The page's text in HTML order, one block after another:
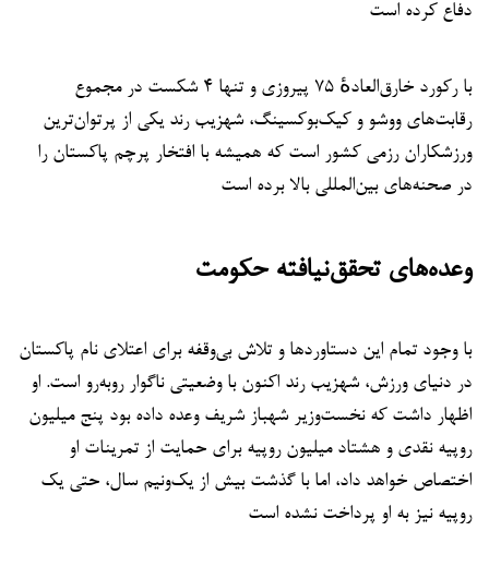
دفاع کرده است
با رکورد خارق‌العادهٔ ۷۵ پیروزی و تنها ۴ شکست در مجموع
رقابت‌های ووشو و کیک‌بوکسینگ، شهزیب رند یکی از پرتوان‌ترین
ورزشکاران رزمی کشور است که همیشه با افتخار پرچم پاکستان را
در صحنه‌های بین‌المللی بالا برده است
وعده‌های تحقق‌نیافته حکومت
با وجود تمام این دستاوردها و تلاش بی‌وقفه برای اعتلای نام پاکستان
در دنیای ورزش، شهزیب رند اکنون با وضعیتی ناگوار روبه‌رو است. او
اظهار داشت که نخست‌وزیر شهباز شریف وعده داده بود پنج میلیون
روپیه نقدی و هشتاد میلیون روپیه برای حمایت از تمرینات او
اختصاص خواهد داد، اما با گذشت بیش از یک‌ونیم سال، حتی یک
روپیه نیز به او پرداخت نشده است